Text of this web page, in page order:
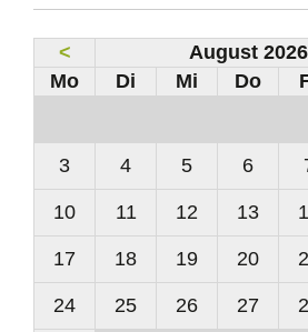
<
August 2026
MontagDi enstag
Mi ttwoch
Do
3 4 5 6
10 11 12 13
17 18 19 20
24 25 26 27